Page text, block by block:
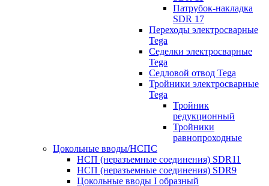
Патрубок-накладка
SDR 17
Переходы электросварные
Tega
Седелки электросварные
Tega
Седловой отвод Tega
Тройники электросварные
Tega
Тройник
редукционный
Тройники
равнопроходные
Цокольные вводы/НСПС
НСП (неразъемные соединения) SDR11
НСП (неразъемные соединения) SDR9
Цокольные вводы I образный